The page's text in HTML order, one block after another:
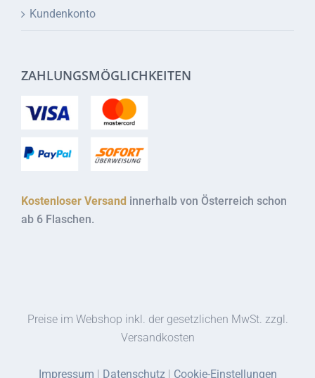
Kundenkonto
ZAHLUNGSMÖGLICHKEITEN
Kostenloser Versand innerhalb von Österreich schon
ab 6 Flaschen.
Preise im Webshop inkl. der gesetzlichen MwSt. zzgl.
Versandkosten
Impressum | Datenschutz| Cookie-Einstellungen